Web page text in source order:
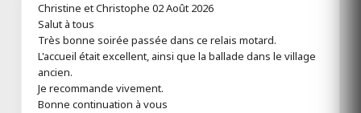
Toutes les infos
LA BELLE ÉTAPE 63
Christine et Christophe 02 Août 2026
Salut à tous
Très bonne soirée passée dans ce relais motard.
L'accueil était excellent, ainsi que la ballade dans le village
ancien.
Je recommande vivement.
Bonne continuation à vous